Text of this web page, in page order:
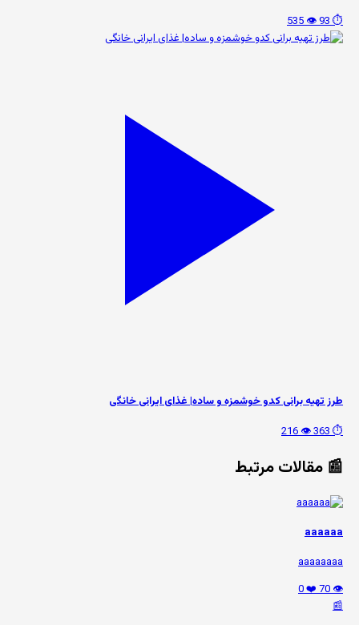
⏱️ 93
👁️ 535
طرز تهیه برانی کدو خوشمزه و ساده| غذای ایرانی خانگی
⏱️ 363
👁️ 216
📰 مقالات مرتبط
aaaaaa
aaaaaaaa
👁️ 70
❤️ 0
📰